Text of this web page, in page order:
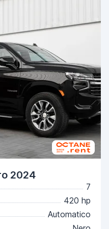
2024
7
420 hp
Automatico